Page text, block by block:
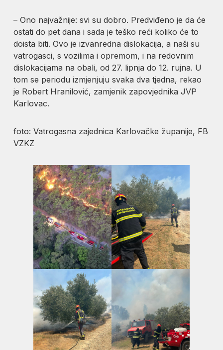
– Ono najvažnije: svi su dobro. Predviđeno je da će
ostati do pet dana i sada je teško reći koliko će to
doista biti. Ovo je izvanredna dislokacija, a naši su
vatrogasci, s vozilima i opremom, i na redovnim
dislokacijama na obali, od 27. lipnja do 12. rujna. U
tom se periodu izmjenjuju svaka dva tjedna, rekao
je Robert Hranilović, zamjenik zapovjednika JVP
Karlovac.
foto: Vatrogasna zajednica Karlovačke županije, FB
VZKZ